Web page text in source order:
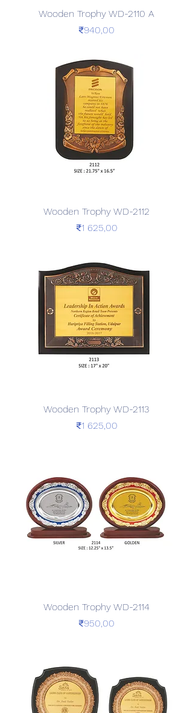
Wooden Trophy WD-2110 A
Price
₹940,00
Wooden Trophy WD-2112
Price
₹1 625,00
Wooden Trophy WD-2113
Price
₹1 625,00
Wooden Trophy WD-2114
Price
₹950,00